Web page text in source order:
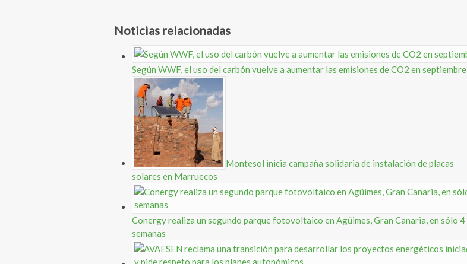
Noticias relacionadas
Según WWF, el uso del carbón vuelve a aumentar las emisiones de CO2 en septiembre
Montesol inicia campaña solidaria de instalación de placas
solares en Marruecos
Conergy realiza un segundo parque fotovoltaico en Agüimes, Gran Canaria, en sólo 4
semanas